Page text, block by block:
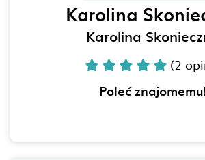
Karolina
Karolina
(2
Poleć